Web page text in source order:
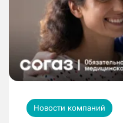
Новости компаний